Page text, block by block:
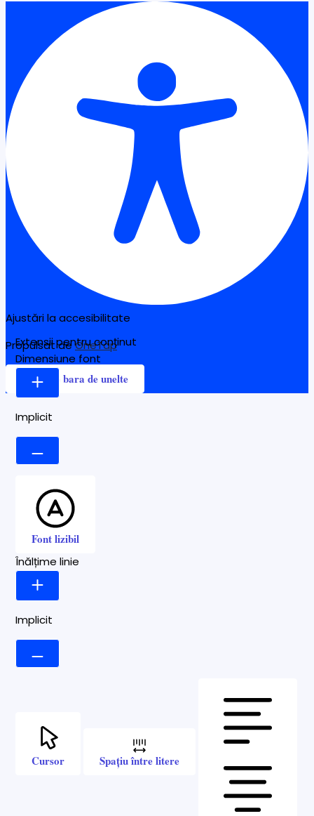
Ajustări la accesibilitate
Propulsat deOneTap
Ascunde bara de unelte
Extensii pentru conținut
Dimensiune font
Implicit
Font lizibil
Înălțime linie
Implicit
Cursor Spațiu între litere